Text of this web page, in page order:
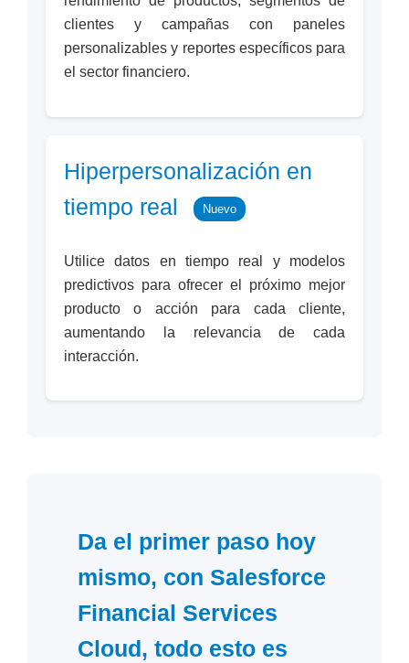
clientes y campañas con paneles
personalizables y reportes específicos para
el sector financiero.
Hiperpersonalización en
tiempo real
Nuevo
Utilice datos en tiempo real y modelos
predictivos para ofrecer el próximo mejor
producto o acción para cada cliente,
aumentando la relevancia de cada
interacción.
Da el primer paso hoy
mismo, con Salesforce
Financial Services
Cloud, todo esto es